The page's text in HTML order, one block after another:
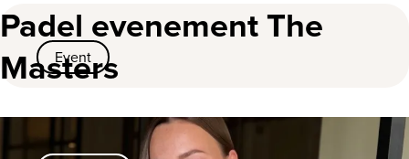
Event
Padel evenement The
Masters